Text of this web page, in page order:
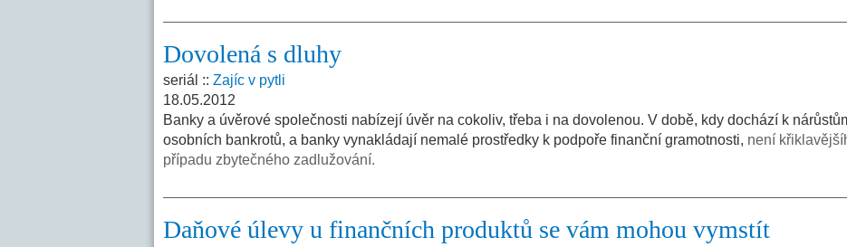
Dovolená s dluhy
seriál :: Zajíc v pytli
18.05.2012
Banky a úvěrové společnosti nabízejí úvěr na cokoliv, třeba i na dovolenou. V době, kdy dochází k
osobních bankrotů, a banky vynakládají nemalé prostředky k podpoře finanční gramotnosti, není
případu zbytečného zadlužování.
Daňové úlevy u finančních produktů se vám mohou vymstít